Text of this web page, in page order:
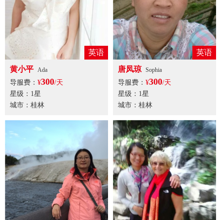
英语
黄小平 Ada
导服费： ¥300/天
星级：1星
城市：桂林
英语
唐凤琼 Sophia
导服费： ¥300/天
星级：1星
城市：桂林